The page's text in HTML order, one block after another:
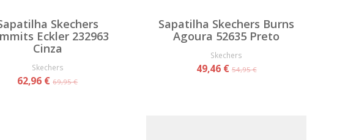
Skechers
Eckler 232963
Cinza
Skechers
62,96 €69,95 €
Sapatilha Skechers Burns
Agoura 52635 Preto
Skechers
49,46 €54,95 €